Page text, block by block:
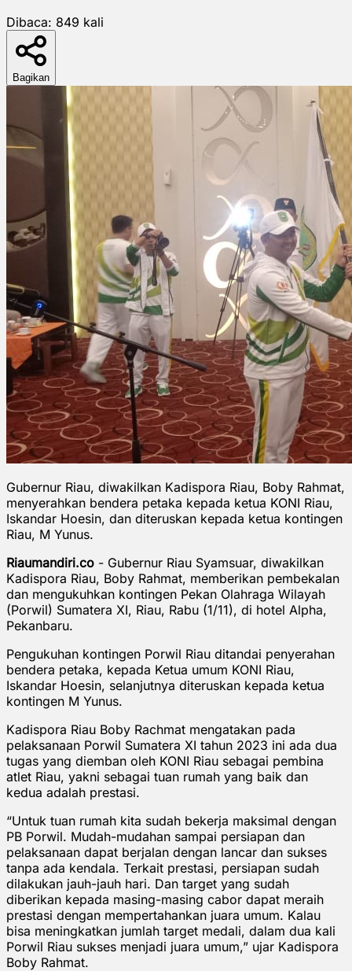
Dibaca: 849 kali
Bagikan
Gubernur Riau, diwakilkan Kadispora Riau, Boby Rahmat,
menyerahkan bendera petaka kepada ketua KONI Riau,
Iskandar Hoesin, dan diteruskan kepada ketua kontingen
Riau, M Yunus.
Riaumandiri.co - Gubernur Riau Syamsuar, diwakilkan
Kadispora Riau, Boby Rahmat, memberikan pembekalan
dan mengukuhkan kontingen Pekan Olahraga Wilayah
(Porwil) Sumatera XI, Riau, Rabu (1/11), di hotel Alpha,
Pekanbaru.
Pengukuhan kontingen Porwil Riau ditandai penyerahan
bendera petaka, kepada Ketua umum KONI Riau,
Iskandar Hoesin, selanjutnya diteruskan kepada ketua
kontingen M Yunus.
Kadispora Riau Boby Rachmat mengatakan pada
pelaksanaan Porwil Sumatera XI tahun 2023 ini ada dua
tugas yang diemban oleh KONI Riau sebagai pembina
atlet Riau, yakni sebagai tuan rumah yang baik dan
kedua adalah prestasi.
“Untuk tuan rumah kita sudah bekerja maksimal dengan
PB Porwil. Mudah-mudahan sampai persiapan dan
pelaksanaan dapat berjalan dengan lancar dan sukses
tanpa ada kendala. Terkait prestasi, persiapan sudah
dilakukan jauh-jauh hari. Dan target yang sudah
diberikan kepada masing-masing cabor dapat meraih
prestasi dengan mempertahankan juara umum. Kalau
bisa meningkatkan jumlah target medali, dalam dua kali
Porwil Riau sukses menjadi juara umum,” ujar Kadispora
Boby Rahmat.